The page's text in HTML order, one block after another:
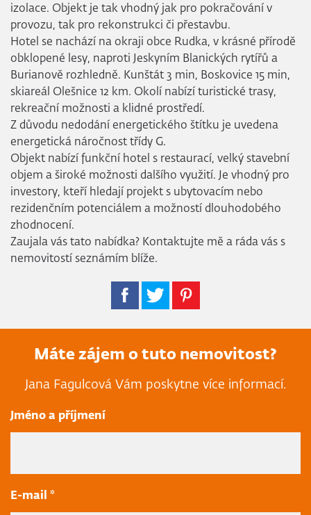
izolace. Objekt je tak vhodný jak pro pokračování v
provozu, tak pro rekonstrukci či přestavbu.
Hotel se nachází na okraji obce Rudka, v krásné přírodě
obklopené lesy, naproti Jeskyním Blanických rytířů a
Burianově rozhledně. Kunštát 3 min, Boskovice 15 min,
skiareál Olešnice 12 km. Okolí nabízí turistické trasy,
rekreační možnosti a klidné prostředí.
Z důvodu nedodání energetického štítku je uvedena
energetická náročnost třídy G.
Objekt nabízí funkční hotel s restaurací, velký stavební
objem a široké možnosti dalšího využití. Je vhodný pro
investory, kteří hledají projekt s ubytovacím nebo
rezidenčním potenciálem a možností dlouhodobého
zhodnocení.
Zaujala vás tato nabídka? Kontaktujte mě a ráda vás s
nemovitostí seznámím blíže.
Máte zájem o tuto nemovitost?
Jana Fagulcová Vám poskytne více informací.
Jméno a příjmení
E-mail *